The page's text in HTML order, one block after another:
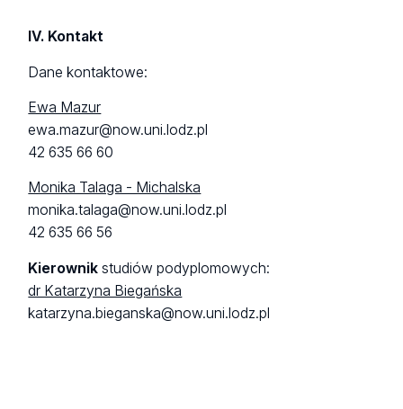
IV. Kontakt
Dane kontaktowe:
Ewa Mazur
ewa.mazur@now.uni.lodz.pl
42 635 66 60
Monika Talaga - Michalska
monika.talaga@now.uni.lodz.pl
42 635 66 56
Kierownik studiów podyplomowych:
dr Katarzyna Biegańska
katarzyna.bieganska@now.uni.lodz.pl